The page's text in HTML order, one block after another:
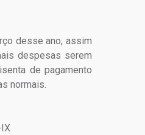
desse ano, assim
despesas serem
de pagamento
normais.